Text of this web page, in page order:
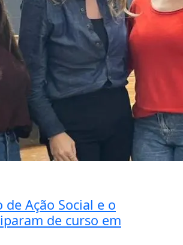
Ação Social e o
de curso em